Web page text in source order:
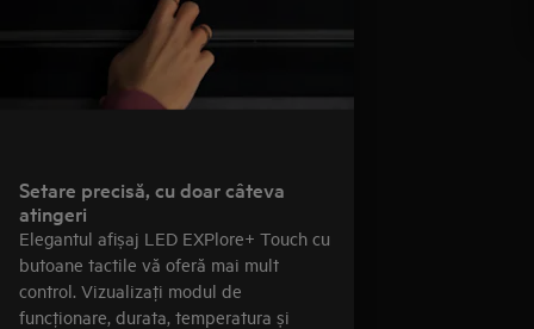
Setare precisă, cu doar câteva
atingeri
Elegantul afișaj LED EXPlore+ Touch cu
butoane tactile vă oferă mai mult
control. Vizualizaţi modul de
funcţionare, durata, temperatura și